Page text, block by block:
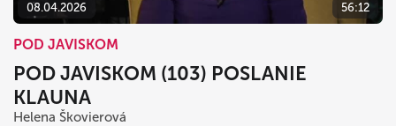
08.04.2026 56:12
POD JAVISKOM
POD JAVISKOM (103) POSLANIE
KLAUNA
Helena Škovierová